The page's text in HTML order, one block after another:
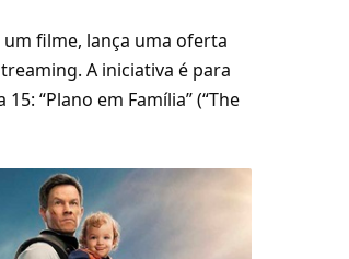
filme, lança uma oferta
A iniciativa é para
“Plano em Família” (“The